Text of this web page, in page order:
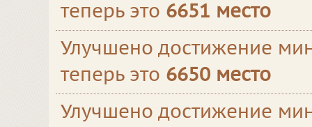
теперь это 6651 место
Улучшено достижение
теперь это 6650 место
Улучшено достижение